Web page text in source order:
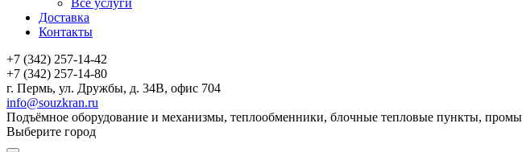
Доставка
Контакты
+7 (342) 257-14-42
+7 (342) 257-14-80
г. Пермь, ул. Дружбы, д. 34В, офис 704
info@souzkran.ru
Подъёмное оборудование и механизмы, теплообменники, блочные тепловые пункты,
Выберите город